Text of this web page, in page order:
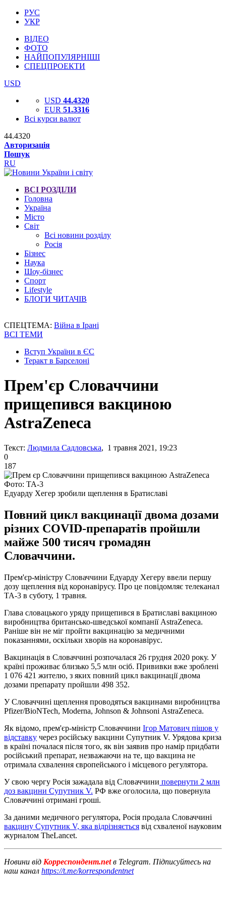
РУС
УКР
ВІДЕО
ФОТО
НАЙПОПУЛЯРНІШІ
СПЕЦПРОЕКТИ
USD
USD 44.4320
EUR 51.3316
Всі курси валют
44.4320
Авторизація
Пошук
RU
ВСІ РОЗДІЛИ
Головна
Україна
Місто
Світ
Всі новини розділу
Росія
Бізнес
Наука
Шоу-бізнес
Спорт
Lifestyle
БЛОГИ ЧИТАЧІВ
СПЕЦТЕМА: Війна в Ірані
ВСІ ТЕМИ
Вступ України в ЄС
Теракт в Барселоні
Прем'єр Словаччини
прищепився вакциною
AstraZeneca
Текст: Людмила Садловська, 1 травня 2021, 19:23
0
187
Фото: ТА-3
Едуарду Хегер зробили щеплення в Братиславі
Повний цикл вакцинації двома дозами
різних COVID-препаратів пройшли
майже 500 тисяч громадян
Словаччини.
Прем'єр-міністру Словаччини Едуарду Хегеру ввели першу
дозу щеплення від коронавірусу. Про це повідомляє телеканал
ТА-3 в суботу, 1 травня.
Глава словацького уряду прищепився в Братиславі вакциною
виробництва британсько-шведської компанії AstraZeneca.
Раніше він не міг пройти вакцинацію за медичними
показаннями, оскільки хворів на коронавірус.
Вакцинація в Словаччині розпочалася 26 грудня 2020 року. У
країні проживає близько 5,5 млн осіб. Прививки вже зроблені
1 076 421 жителю, з яких повний цикл вакцинації двома
дозами препарату пройшли 498 352.
У Словаччині щеплення проводяться вакцинами виробництва
Pfizer/BioNTech, Moderna, Johnson & Johnsonі AstraZeneca.
Як відомо, прем'єр-міністр Словаччини Ігор Матович пішов у
відставку через російську вакцини Супутник V. Урядова криза
в країні почалася після того, як він заявив про намір придбати
російський препарат, незважаючи на те, що вакцина не
отримала схвалення європейського і місцевого регулятора.
У свою чергу Росія зажадала від Словаччини повернути 2 млн
доз вакцини Супутник V. РФ вже оголосила, що повернула
Словаччині отримані гроші.
За даними медичного регулятора, Росія продала Словаччині
вакцину Супутник V, яка відрізняється від схваленої науковим
журналом TheLancet.
Новини від Корреспондент.netв Telegram. Підписуйтесь на
наш канал https://t.me/korrespondentnet